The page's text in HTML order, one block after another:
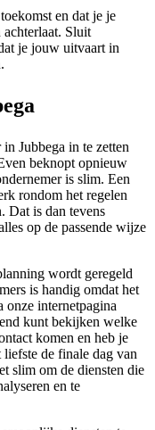
en dat je je
achterlaat. Sluit
je jouw uitvaart in
Jubbega in te zetten
beknopt opnieuw
is slim. Een
rondom het regelen
Dat is dan tevens
op de passende wijze
wordt geregeld
is handig omdat het
onze internetpagina
kunt bekijken welke
komen en heb je
de finale dag van
slim om de diensten die
en te